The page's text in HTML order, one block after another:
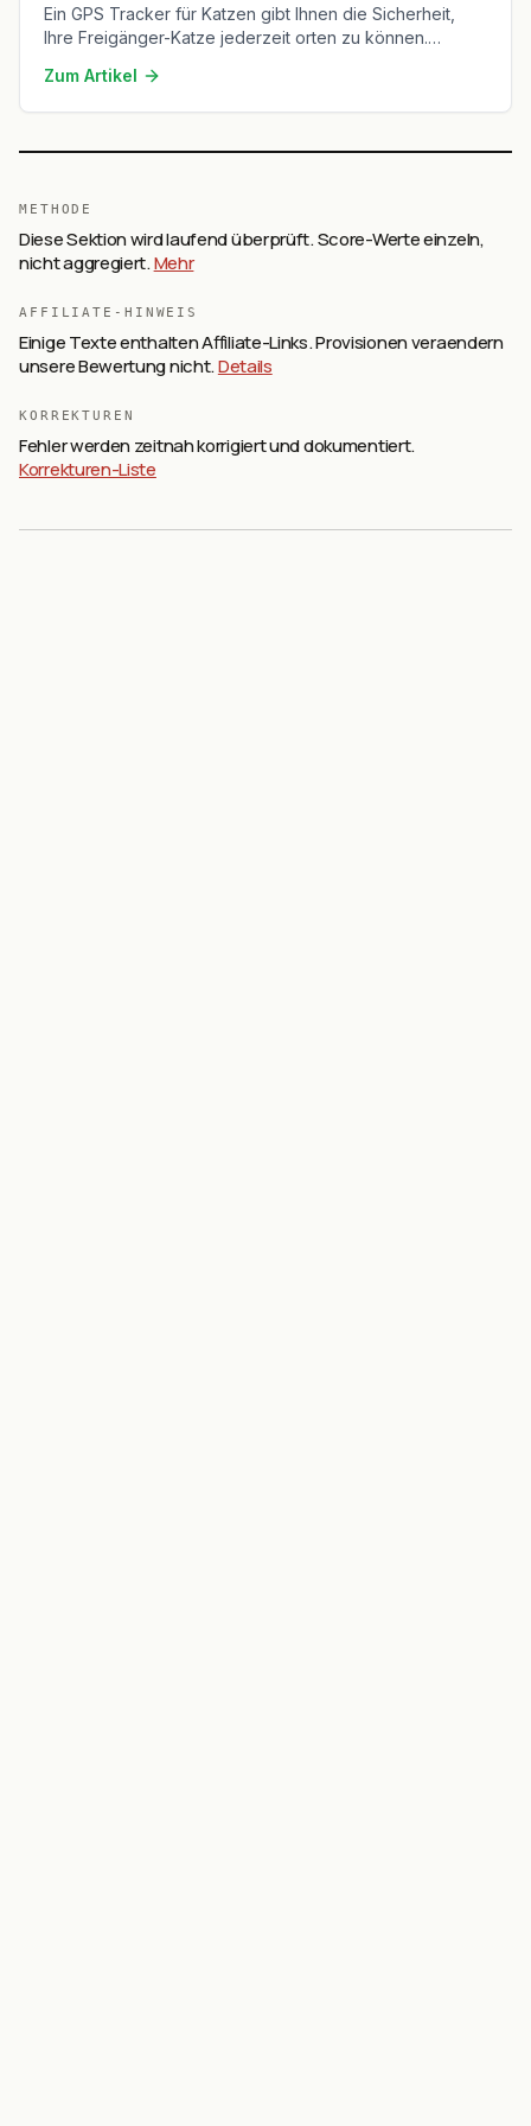
Ein GPS Tracker für Katzen gibt Ihnen die Sicherheit,
Ihre Freigänger-Katze jederzeit orten zu können.
behalten Sie Ihre Samtpfote auch bei nächtlichen
Streifzügen im Blick.
Zum Artikel
METHODE
Diese Sektion wird laufend überprüft. Score-Werte einzeln,
nicht aggregiert.Mehr
AFFILIATE-HINWEIS
Einige Texte enthalten Affiliate-Links. Provisionen veraendern
unsere Bewertung nicht.Details
KORREKTUREN
Fehler werden zeitnah korrigiert und dokumentiert.
Korrekturen-Liste